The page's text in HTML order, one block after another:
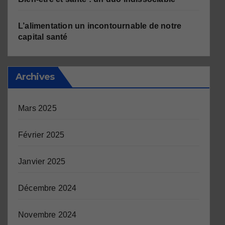
L’alimentation un incontournable de notre
capital santé
Archives
Mars 2025
Février 2025
Janvier 2025
Décembre 2024
Novembre 2024